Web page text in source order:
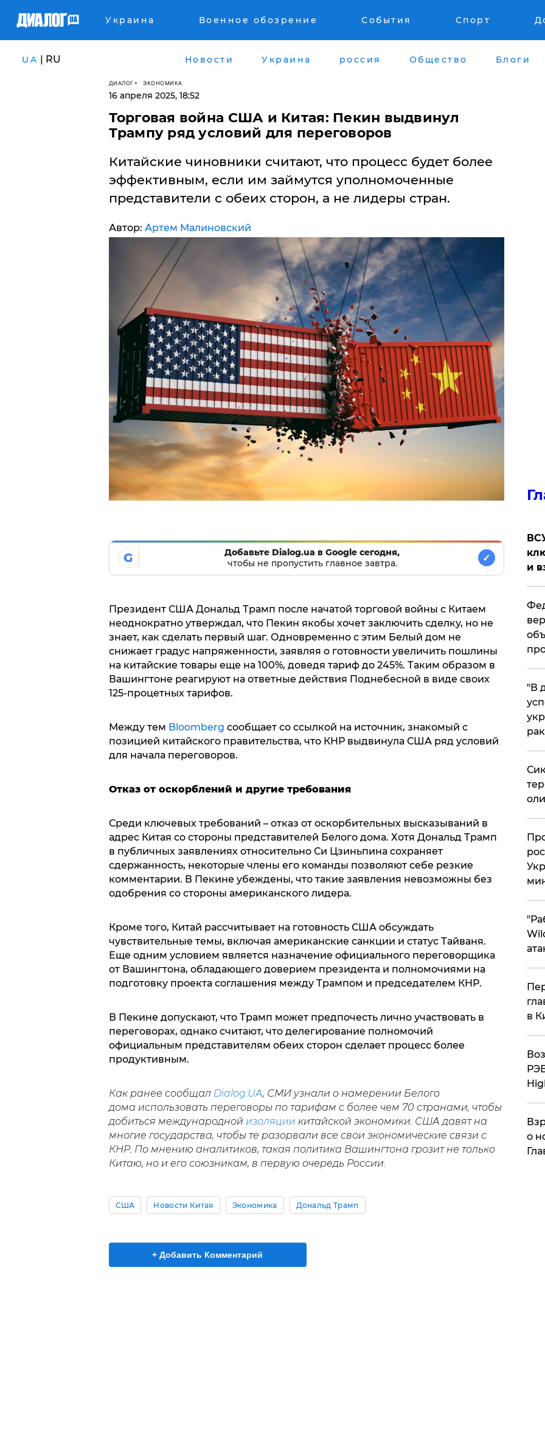
Украина Военное обозрение События Спорт
UA | RU Новости Украина россия Общество Блоги
ДИАЛОГ ЭКОНОМИКА
16 апреля 2025, 18:52
Торговая война США и Китая: Пекин выдвинул
Трампу ряд условий для переговоров
Китайские чиновники считают, что процесс будет более
эффективным, если им займутся уполномоченные
представители с обеих сторон, а не лидеры стран.
Автор: Артем Малиновский
G
Добавьте Dialog.ua в Google сегодня,
чтобы не пропустить главное завтра.
✓
Президент США Дональд Трамп после начатой торговой войны с Китаем
неоднократно утверждал, что Пекин якобы хочет заключить сделку, но не
знает, как сделать первый шаг. Одновременно с этим Белый дом не
снижает градус напряженности, заявляя о готовности увеличить пошлины
на китайские товары еще на 100%, доведя тариф до 245%. Таким образом в
Вашингтоне реагируют на ответные действия Поднебесной в виде своих
125-процетных тарифов.
Между тем Bloomberg сообщает со ссылкой на источник, знакомый с
позицией китайского правительства, что КНР выдвинула США ряд условий
для начала переговоров.
Отказ от оскорблений и другие требования
Среди ключевых требований – отказ от оскорбительных высказываний в
адрес Китая со стороны представителей Белого дома. Хотя Дональд Трамп
в публичных заявлениях относительно Си Цзиньпина сохраняет
сдержанность, некоторые члены его команды позволяют себе резкие
комментарии. В Пекине убеждены, что такие заявления невозможны без
одобрения со стороны американского лидера.
Кроме того, Китай рассчитывает на готовность США обсуждать
чувствительные темы, включая американские санкции и статус Тайваня.
Еще одним условием является назначение официального переговорщика
от Вашингтона, обладающего доверием президента и полномочиями на
подготовку проекта соглашения между Трампом и председателем КНР.
В Пекине допускают, что Трамп может предпочесть лично участвовать в
переговорах, однако считают, что делегирование полномочий
официальным представителям обеих сторон сделает процесс более
продуктивным.
Как ранее сообщал Dialog.UA, СМИ узнали о намерении Белого
дома использовать переговоры по тарифам с более чем 70 странами, чтобы
добиться международной изоляции китайской экономики. США давят на
многие государства, чтобы те разорвали все свои экономические связи с
КНР. По мнению аналитиков, такая политика Вашингтона грозит не только
Китаю, но и его союзникам, в первую очередь России.
США Новости Китая Экономика Дональд Трамп
+ Добавить Комментарий
и
​"В
в
о